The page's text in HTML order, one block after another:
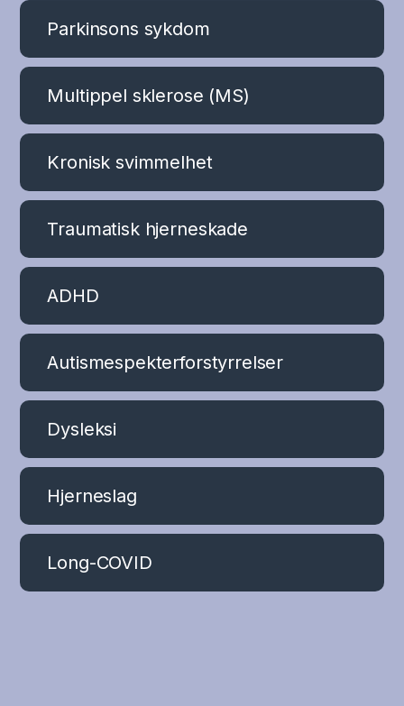
Parkinsons sykdom
Multippel sklerose (MS)
Kronisk svimmelhet
Traumatisk hjerneskade
ADHD
Autismespekterforstyrrelser
Dysleksi
Hjerneslag
Long-COVID